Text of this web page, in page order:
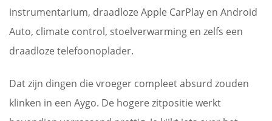
instrumentarium, draadloze Apple CarPlay en Android
Auto, climate control, stoelverwarming en zelfs een
draadloze telefoonoplader.
Dat zijn dingen die vroeger compleet absurd zouden
klinken in een Aygo. De hogere zitpositie werkt